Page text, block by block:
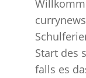
Start des
falls es